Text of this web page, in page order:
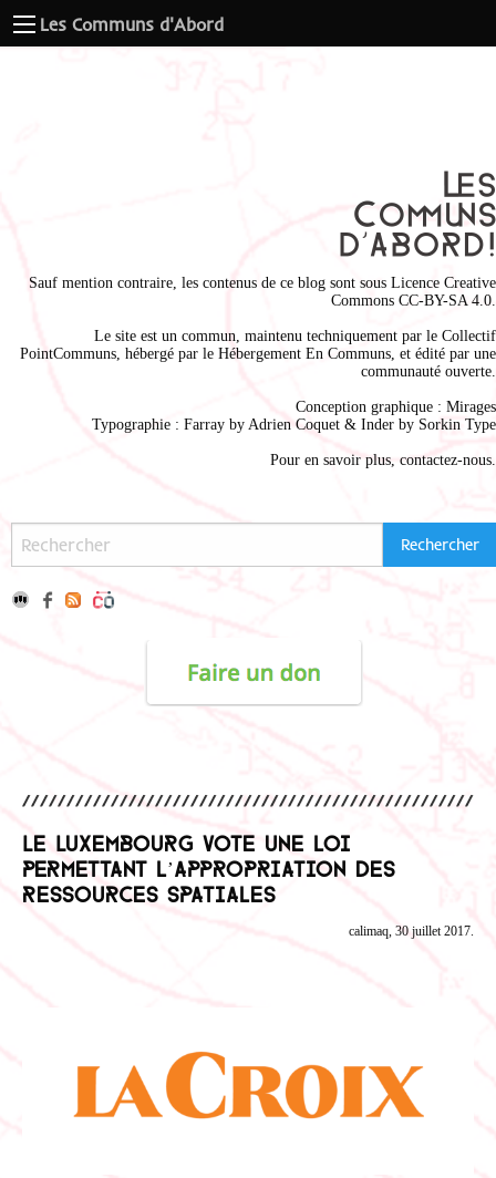
Les Communs d'Abord
Sauf mention contraire, les contenus de ce blog sont sous Licence Creative
Commons CC-BY-SA 4.0
Le site est un commun, maintenu techniquement par le Collectif
PointCommuns , hébergé par le Hébergement En Communs , et édité par une
communauté ouverte.
Conception graphique : Mirages
Typographie : Farray by Adrien Coquet & Inder by Sorkin Type
Pour en savoir plus, contactez-nous
Le Luxembourg vote une loi
permettant l’appropriation des
ressources spatiales
calimaq, 30 juillet 2017.